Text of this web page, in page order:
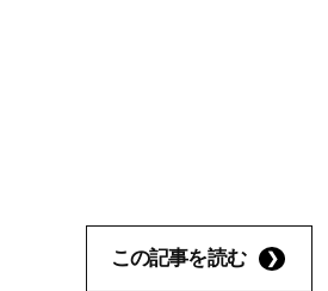
この記事を読む